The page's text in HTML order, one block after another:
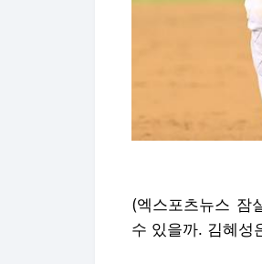
(엑스포츠뉴스 잠
수 있을까. 김혜성